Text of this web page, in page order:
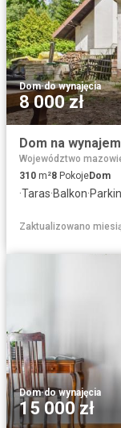
Dom·do wynajęcia
8 000 zł
Dom na
Województwo
310 m²8 PokojeDom
·Taras·Balkon·
Zaktualizowano
Dom·do wynajęcia
15 000 zł